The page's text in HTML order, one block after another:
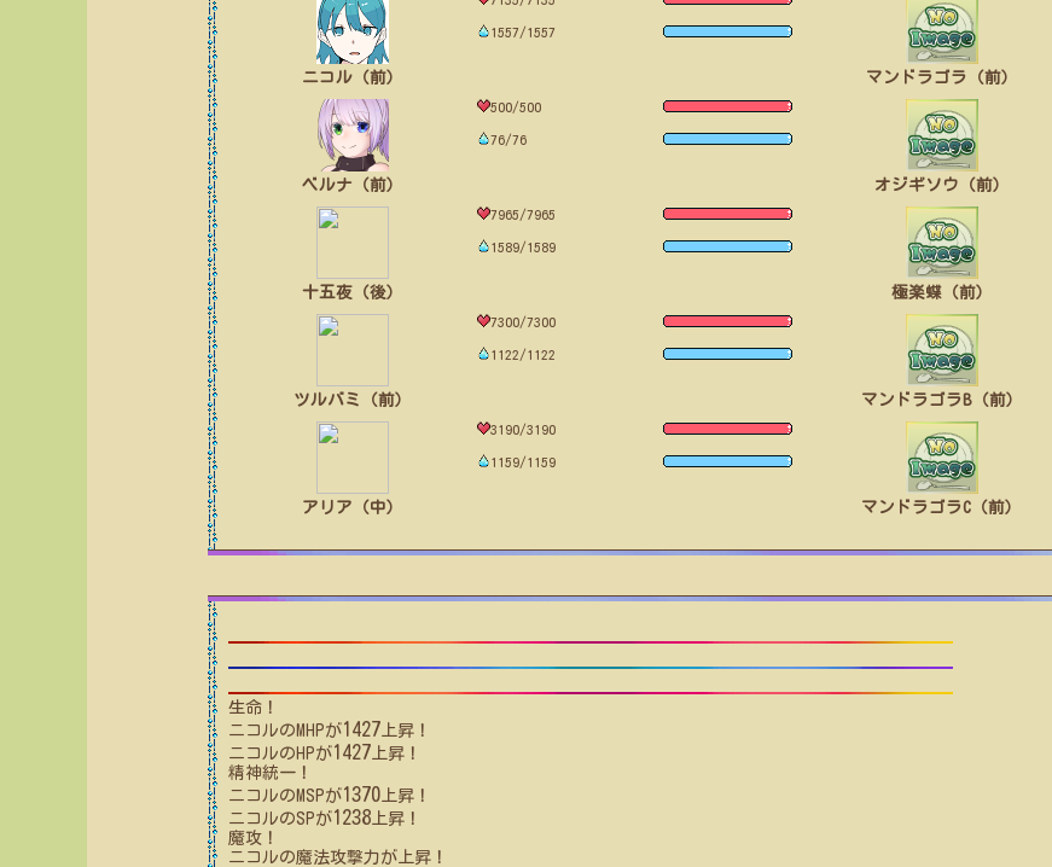
ニコル（前）
1557/1557
ベルナ（前）
500/500
76/76
十五夜（後）
7965/7965
1589/1589
ツルバミ（前）
7300/7300
1122/1122
アリア（中）
3190/3190
1159/1159
マンドラゴラ（前）
オジギソウ（前）
極楽蝶（前）
マンドラゴラB（前）
マンドラゴラC（前）
生命！
ニコルのMHPが1427上昇！
ニコルのHPが1427上昇！
精神統一！
ニコルのMSPが1370上昇！
ニコルのSPが1238上昇！
魔攻！
ニコルの魔法攻撃力が上昇！